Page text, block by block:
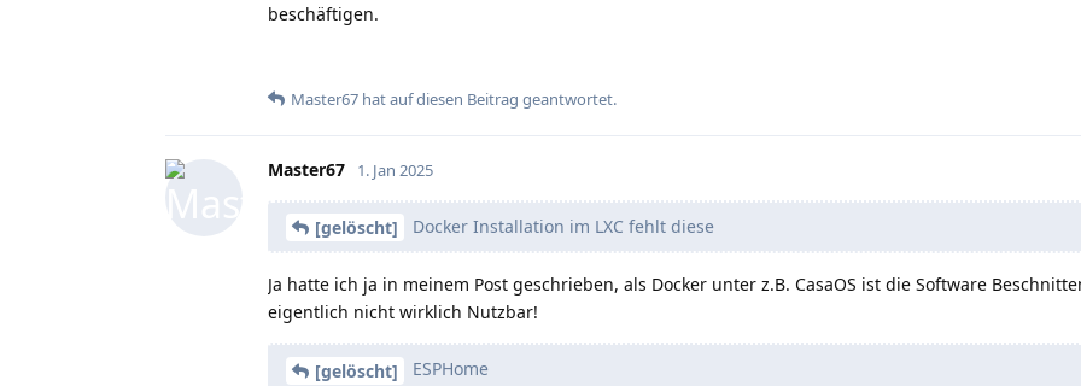
beschäftigen.
Master67 hatauf diesen Beitrag geantwortet.
Master67 1. Jan 2025
[gelöscht] Docker Installation im LXC fehlt diese
Ja hatte ich ja in meinem Post geschrieben, als Docker unter z.B. CasaOS ist die Software
eigentlich nicht wirklich Nutzbar!
[gelöscht] ESPHome